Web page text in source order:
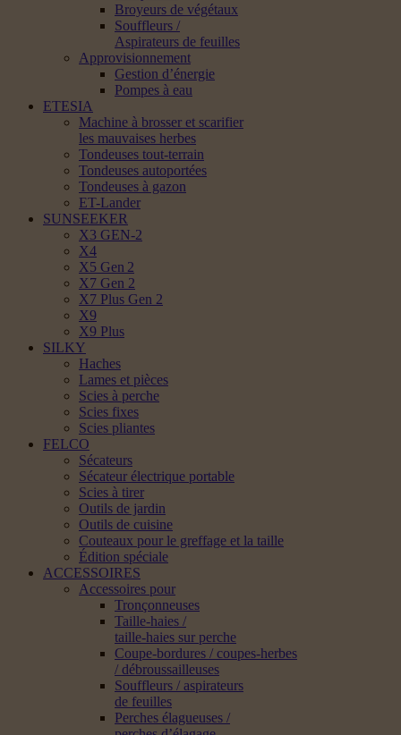
Broyeurs de végétaux
Souffleurs /
Aspirateurs de feuilles
Approvisionnement
Gestion d’énergie
Pompes à eau
ETESIA
Machine à brosser et scarifier
les mauvaises herbes
Tondeuses tout-terrain
Tondeuses autoportées
Tondeuses à gazon
ET-Lander
SUNSEEKER
X3 GEN-2
X4
X5 Gen 2
X7 Gen 2
X7 Plus Gen 2
X9
X9 Plus
SILKY
Haches
Lames et pièces
Scies à perche
Scies fixes
Scies pliantes
FELCO
Sécateurs
Sécateur électrique portable
Scies à tirer
Outils de jardin
Outils de cuisine
Couteaux pour le greffage et la taille
Édition spéciale
ACCESSOIRES
Accessoires pour
Tronçonneuses
Taille-haies /
taille-haies sur perche
Coupe-bordures / coupes-herbes
/ débroussailleuses
Souffleurs / aspirateurs
de feuilles
Perches élagueuses /